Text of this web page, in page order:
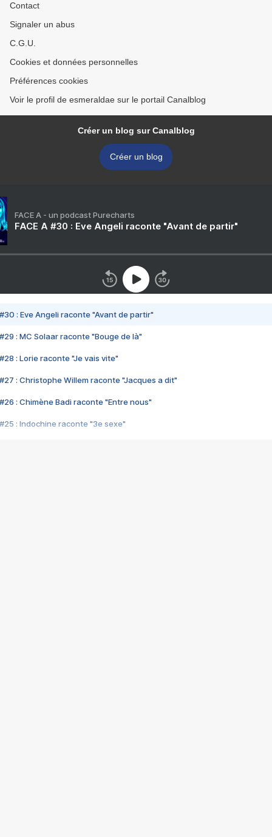
Contact
Signaler un abus
C.G.U.
Cookies et données personnelles
Préférences cookies
Voir le profil de esmeraldae sur le portail Canalblog
Créer un blog sur Canalblog
Créer un blog
FACE A - un podcast Purecharts
FACE A #30 : Eve Angeli raconte "Avant de partir"
#30 : Eve Angeli raconte "Avant de partir"
#29 : MC Solaar raconte "Bouge de là"
#28 : Lorie raconte "Je vais vite"
#27 : Christophe Willem raconte "Jacques a dit"
#26 : Chimène Badi raconte "Entre nous"
#25 : Indochine raconte "3e sexe"